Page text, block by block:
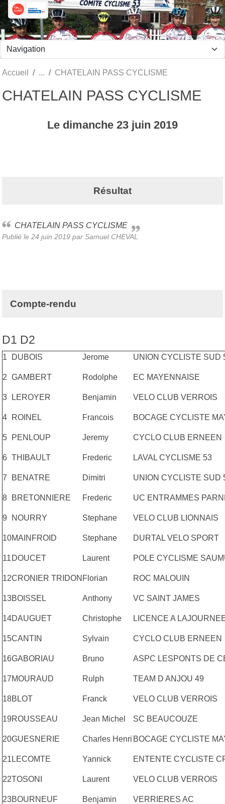
Accueil CHATELAIN PASS CYCLISME
CHATELAIN PASS CYCLISME
Le dimanche 23 juin 2019
Résultat
CHATELAIN PASS CYCLISME
Publié le 24 juin 2019 par Samuel CHEVAL
Compte-rendu
D1 D2
1 DUBOIS Jerome UNION CYCLISTE SUD
2 GAMBERT Rodolphe EC MAYENNAISE
3 LEROYER Benjamin VELO CLUB VERROIS
4 ROINEL Francois BOCAGE CYCLISTE
5 PENLOUP Jeremy CYCLO CLUB ERNEEN
6 THIBAULT Frederic LAVAL CYCLISME 53
7 BENATRE Dimitri UNION CYCLISTE SUD
8 BRETONNIERE Frederic UC ENTRAMMES
9 NOURRY Stephane VELO CLUB LIONNAIS
10MAINFROID Stephane DURTAL VELO SPORT
11 DOUCET Laurent POLE CYCLISME
12CRONIER TRIDON Florian ROC MALOUIN
13BOISSEL Anthony VC SAINT JAMES
14DAUGUET Christophe LICENCE A
15CANTIN Sylvain CYCLO CLUB ERNEEN
16GABORIAU Bruno ASPC LESPONTS DE
17MOURAUD Rulph TEAM D ANJOU 49
18BLOT Franck VELO CLUB VERROIS
19ROUSSEAU Jean Michel SC BEAUCOUZE
20GUESNERIE Charles Henri BOCAGE CYCLISTE
21 LECOMTE Yannick ENTENTE CYCLISTE
22TOSONI Laurent VELO CLUB VERROIS
23BOURNEUF Benjamin VERRIERES AC
Panneau de gestion des cookies